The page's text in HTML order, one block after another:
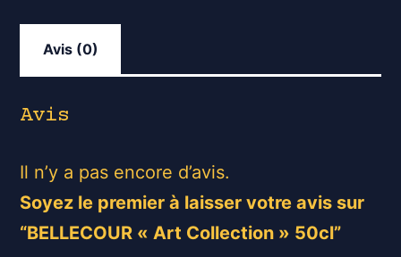
Avis (0)
Avis
Il n’y a pas encore d’avis.
Soyez le premier à laisser votre avis sur
“BELLECOUR « Art Collection » 50cl”